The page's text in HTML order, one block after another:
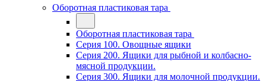
Оборотная пластиковая тара
Оборотная пластиковая тара
Серия 100. Овощные ящики
Серия 200. Ящики для рыбной и колбасно-
мясной продукции.
Серия 300. Ящики для молочной продукции.